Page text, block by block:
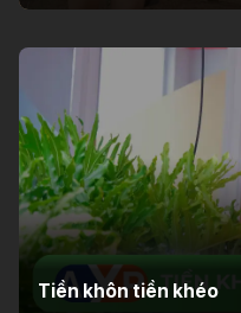
Tiền khôn tiền khéo